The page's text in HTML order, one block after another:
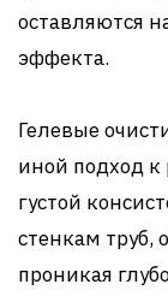
оставляются
эффекта.
Гелевые
иной подход
густой
стенкам труб,
проникая